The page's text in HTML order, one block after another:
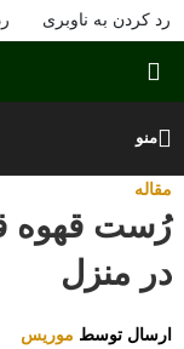
رد کردن به ناوبری
منو
مقاله
رُست قهوه
در منزل
ارسال توسط موریس